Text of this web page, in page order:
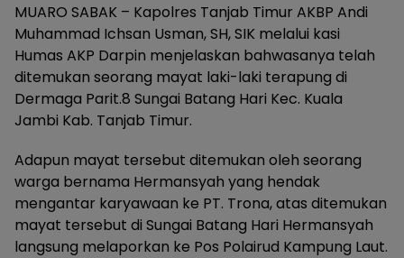
MUARO SABAK – Kapolres Tanjab Timur AKBP Andi
Muhammad Ichsan Usman, SH, SIK melalui kasi
Humas AKP Darpin menjelaskan bahwasanya telah
ditemukan seorang mayat laki-laki terapung di
Dermaga Parit.8 Sungai Batang Hari Kec. Kuala
Jambi Kab. Tanjab Timur.
Adapun mayat tersebut ditemukan oleh seorang
warga bernama Hermansyah yang hendak
mengantar karyawaan ke PT. Trona, atas ditemukan
mayat tersebut di Sungai Batang Hari Hermansyah
langsung melaporkan ke Pos Polairud Kampung Laut.